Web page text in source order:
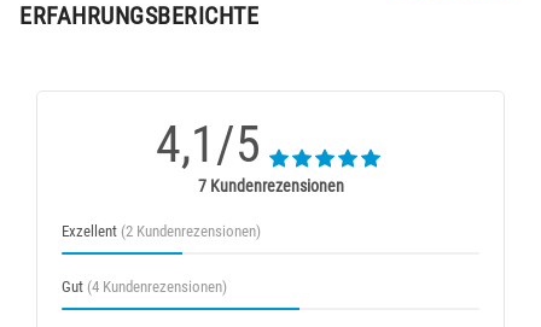
ERFAHRUNGSBERICHTE
4,1/5
7 Kundenrezensionen
Exzellent (2 Kundenrezensionen)
Gut (4 Kundenrezensionen)